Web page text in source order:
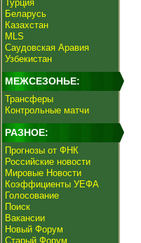
Турция
Беларусь
Казахстан
MLS
Саудовская Аравия
Узбекистан
МЕЖСЕЗОНЬЕ:
Трансферы
Контрольные матчи
РАЗНОЕ:
Прогнозы от ФНК
Российские новости
Мировые Новости
Коэффициенты УЕФА
Голосование
Поиск
Вакансии
Новый Форум
Старый Форум